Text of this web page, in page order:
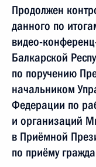
Продолжен
данного по
видео-
Балкарской
по поручению
начальником
Федерации по
и организаций
в Приёмной
по приёму